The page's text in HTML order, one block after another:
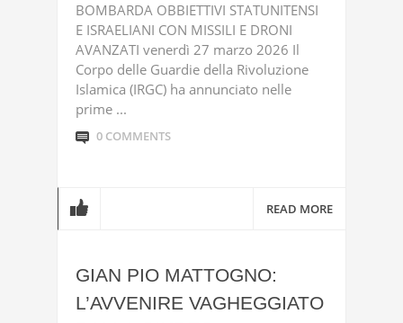
BOMBARDA OBBIETTIVI STATUNITENSI
E ISRAELIANI CON MISSILI E DRONI
AVANZATI venerdì 27 marzo 2026 Il
Corpo delle Guardie della Rivoluzione
Islamica (IRGC) ha annunciato nelle
prime ...
0 COMMENTS
READ MORE
GIAN PIO MATTOGNO:
L’AVVENIRE VAGHEGGIATO